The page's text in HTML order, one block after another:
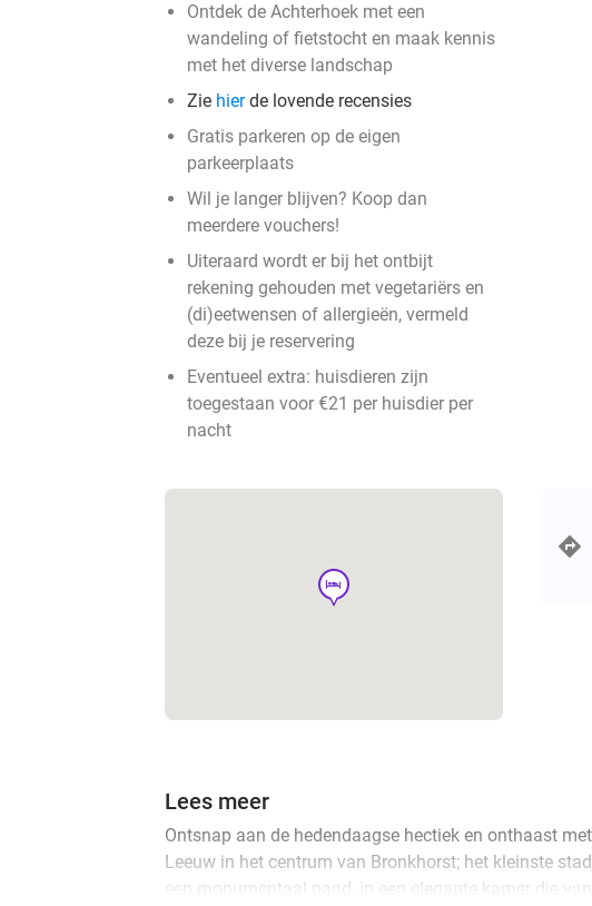
Ontdek de Achterhoek met een
wandeling of fietstocht en maak kennis
met het diverse landschap
Zie hierde lovende recensies
Gratis parkeren op de eigen
parkeerplaats
Wil je langer blijven? Koop dan
meerdere vouchers!
Uiteraard wordt er bij het ontbijt
rekening gehouden met vegetariërs en
(di)eetwensen of allergieën, vermeld
deze bij je reservering
Eventueel extra: huisdieren zijn
toegestaan voor €21 per huisdier per
nacht
hotel
Lees meer
Ontsnap aan de hedendaagse hectiek en onthaast
Leeuw in het centrum van Bronkhorst; het kleinste
een monumentaal pand, in een elegante kamer die